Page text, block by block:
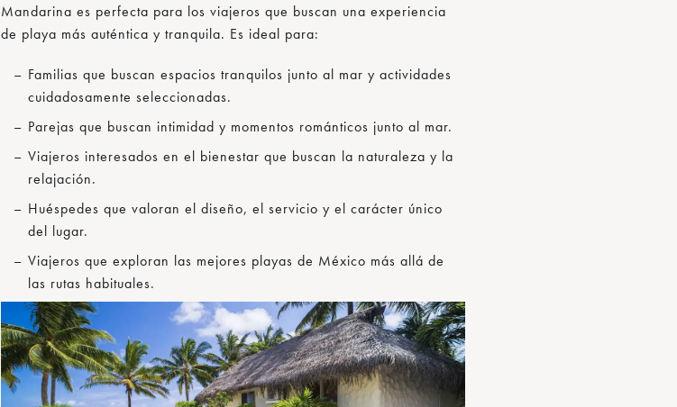
Mandarina es perfecta para los viajeros que buscan una experiencia
de playa más auténtica y tranquila. Es ideal para:
Familias que buscan espacios tranquilos junto al mar y actividades
cuidadosamente seleccionadas.
Parejas que buscan intimidad y momentos románticos junto al mar.
Viajeros interesados en el bienestar que buscan la naturaleza y la
relajación.
Huéspedes que valoran el diseño, el servicio y el carácter único
del lugar.
Viajeros que exploran las mejores playas de México más allá de
las rutas habituales.